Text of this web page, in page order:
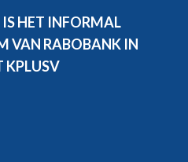
HET INFORMAL
VAN RABOBANK IN
KPLUSV